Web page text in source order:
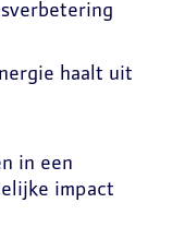
haalt uit
in een
impact